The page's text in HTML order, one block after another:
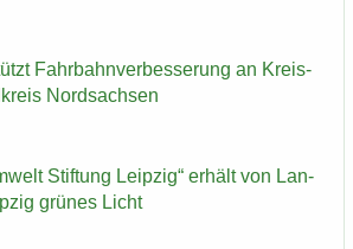
Fahr­bahn­ver­bes­se­rung an Kreis­
Nord­sach­sen
Stif­tung Leip­zig“ er­hält von Lan­
grü­nes Licht